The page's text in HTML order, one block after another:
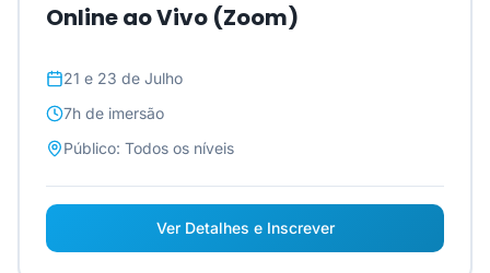
Online ao Vivo (Zoom)
21 e 23 de Julho
7h de imersão
Público: Todos os níveis
Ver Detalhes e Inscrever